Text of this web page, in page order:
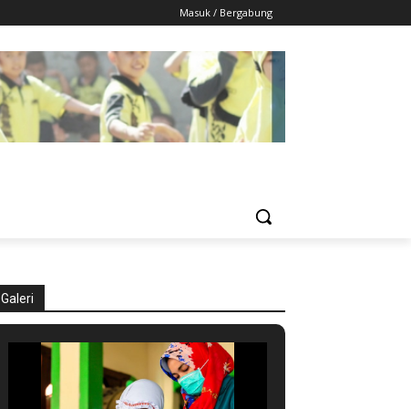
Masuk / Bergabung
Galeri